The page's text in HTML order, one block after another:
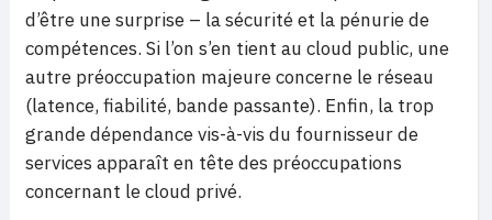
d’être une surprise – la sécurité et la pénurie de
compétences. Si l’on s’en tient au cloud public, une
autre préoccupation majeure concerne le réseau
(latence, fiabilité, bande passante). Enfin, la trop
grande dépendance vis-à-vis du fournisseur de
services apparaît en tête des préoccupations
concernant le cloud privé.